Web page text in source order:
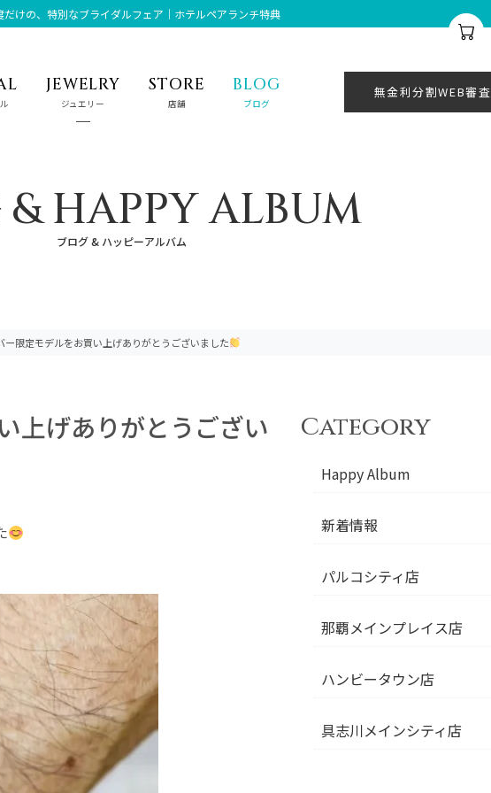
だけの、特別なブライダルフェア｜ホテルペアランチ特典
JEWELRY
ジュエリー
STORE
店舗
BLOG
ブログ
無金利分割WEB審査
& HAPPY ALBUM
ブログ & ハッピーアルバム
ー限定モデルをお買い上げありがとうございました
上げありがとうござい
Category
Happy Album
新着情報
パルコシティ店
那覇メインプレイス店
ハンビータウン店
具志川メインシティ店